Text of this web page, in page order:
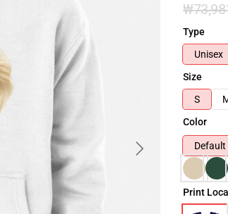
Type
Unisex
Size
S
Color
Default
Print